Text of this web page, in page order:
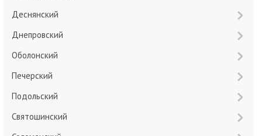
Деснянский
Днепровский
Оболонский
Печерский
Подольский
Святошинский